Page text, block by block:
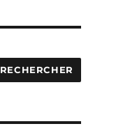
RECHERCHER